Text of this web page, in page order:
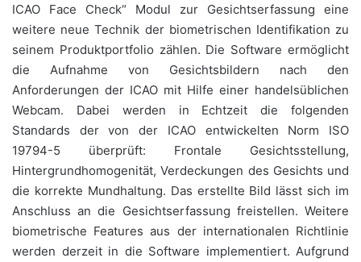
ICAO Face Check“ Modul zur Gesichtserfassung eine
weitere neue Technik der biometrischen Identifikation zu
seinem Produktportfolio zählen. Die Software ermöglicht
die Aufnahme von Gesichtsbildern nach den
Anforderungen der ICAO mit Hilfe einer handelsüblichen
Webcam. Dabei werden in Echtzeit die folgenden
Standards der von der ICAO entwickelten Norm ISO
19794-5 überprüft: Frontale Gesichtsstellung,
Hintergrundhomogenität, Verdeckungen des Gesichts und
die korrekte Mundhaltung. Das erstellte Bild lässt sich im
Anschluss an die Gesichtserfassung freistellen. Weitere
biometrische Features aus der internationalen Richtlinie
werden derzeit in die Software implementiert. Aufgrund